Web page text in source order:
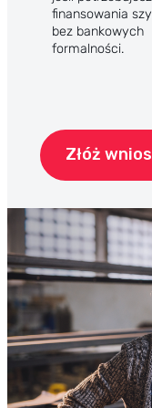
finansowania
bez bankowych
formalności.
Złóż